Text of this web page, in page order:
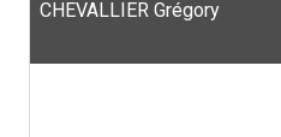
CHEVALLIER Grégory